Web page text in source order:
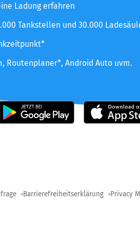
Ladung erfahren
Tankstellen und 30.000
Routenplaner*, Android Auto uvm.
Barrierefreiheitserklärung Privacy